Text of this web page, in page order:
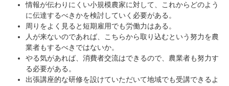
情報が伝わりにくい小規模農家に対して、これからどのよう
に伝達するべきかを検討していく必要がある。
周りをよく見ると短期雇用でも労働力はある。
人が来ないのであれば、こちらから取り込むという努力を農
業者もするべきではないか。
やる気があれば、消費者交流はできるので、農業者も努力す
る必要がある。
出張講座的な研修を設けていただいて地域でも受講できるよ